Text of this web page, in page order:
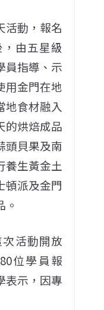
活動，報名
由五星級
員指導、示
用金門在地
地食材融入
的烘焙成品
頭貝果及南
養生黃金土
頓派及金門
活動開放
位學員報
表示，因專